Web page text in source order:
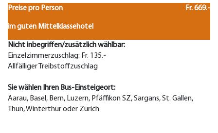
Preise pro Person Fr. 669.-
im guten Mittelklassehotel
Nicht inbegriffen/zusätzlich wählbar:
Einzelzimmerzuschlag: Fr. 135.-
Allfälliger Treibstoffzuschlag
Sie wählen Ihren Bus-Einsteigeort:
Aarau, Basel, Bern, Luzern, Pfäffikon SZ, Sargans, St. Gallen,
Thun, Winterthur oder Zürich